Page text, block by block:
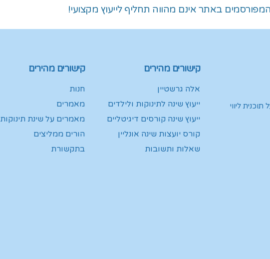
באתר אינם מהווה תחליף לייעוץ מקצועי!
ליווי
קישורים מהירים
אלה גרשטיין
ייעוץ שינה לתינוקות ולילדים
ייעוץ שינה קורסים דיגיטליים
קורס יועצות שינה אונליין
שאלות ותשובות
קישורים מהירים
חנות
מאמרים
מאמרים על שינת תינוקות
הורים ממליצים
בתקשורת